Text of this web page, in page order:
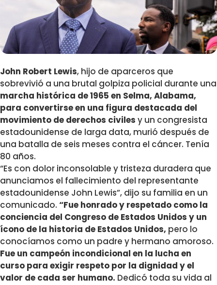
John Robert Lewis, hijo de aparceros que
sobrevivió a una brutal golpiza policial durante una
marcha histórica de 1965 en Selma, Alabama,
para convertirse en una figura destacada del
movimiento de derechos civiles y un congresista
estadounidense de larga data, murió después de
una batalla de seis meses contra el cáncer. Tenía
80 años.
“Es con dolor inconsolable y tristeza duradera que
anunciamos el fallecimiento del representante
estadounidense John Lewis”, dijo su familia en un
comunicado. “Fue honrado y respetado como la
conciencia del Congreso de Estados Unidos y un
ícono de la historia de Estados Unidos, pero lo
conocíamos como un padre y hermano amoroso.
Fue un campeón incondicional en la lucha en
curso para exigir respeto por la dignidad y el
valor de cada ser humano. Dedicó toda su vida al